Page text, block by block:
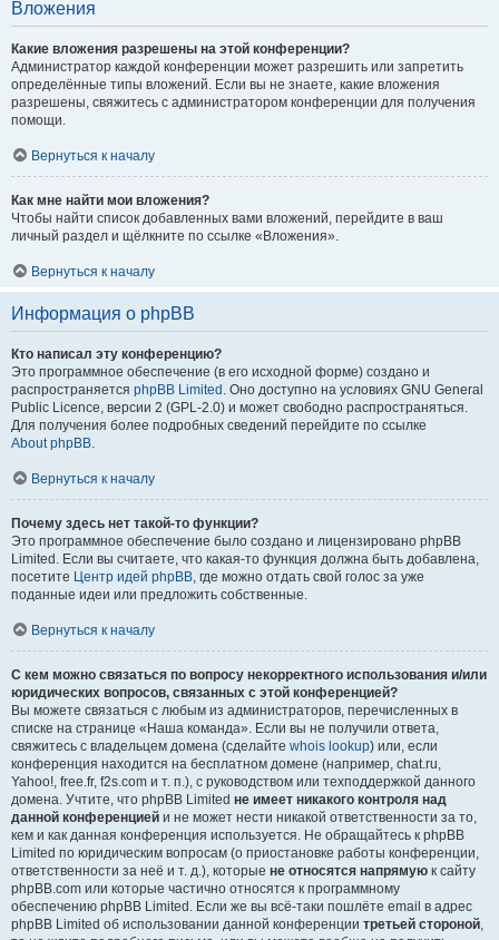
Вложения
Какие вложения разрешены на этой конференции?
Администратор каждой конференции может разрешить или запретить
определённые типы вложений. Если вы не знаете, какие вложения
разрешены, свяжитесь с администратором конференции для получения
помощи.
Вернуться к началу
Как мне найти мои вложения?
Чтобы найти список добавленных вами вложений, перейдите в ваш
личный раздел и щёлкните по ссылке «Вложения».
Вернуться к началу
Информация о phpBB
Кто написал эту конференцию?
Это программное обеспечение (в его исходной форме) создано и
распространяется phpBB Limited . Оно доступно на условиях GNU General
Public Licence, версии 2 (GPL-2.0) и может свободно распространяться.
Для получения более подробных сведений перейдите по ссылке
About phpBB
Вернуться к началу
Почему здесь нет такой-то функции?
Это программное обеспечение было создано и лицензировано phpBB
Limited. Если вы считаете, что какая-то функция должна быть добавлена,
посетите Центр идей phpBB , где можно отдать свой голос за уже
поданные идеи или предложить собственные.
Вернуться к началу
С кем можно связаться по вопросу некорректного использования и/или
юридических вопросов, связанных с этой конференцией?
Вы можете связаться с любым из администраторов, перечисленных в
списке на странице «Наша команда». Если вы не получили ответа,
свяжитесь с владельцем домена (сделайте whois lookup) или, если
конференция находится на бесплатном домене (например, chat.ru,
Yahoo!, free.fr, f2s.com и т. п.), с руководством или техподдержкой данного
домена. Учтите, что phpBB Limited не имеет никакого контроля над
данной конференцией и не может нести никакой ответственности за то,
кем и как данная конференция используется. Не обращайтесь к phpBB
Limited по юридическим вопросам (о приостановке работы конференции,
ответственности за неё и т. д.), которые не относятся напрямую к сайту
phpBB.com или которые частично относятся к программному
обеспечению phpBB Limited. Если же вы всё-таки пошлёте email в адрес
phpBB Limited об использовании данной конференции третьей стороной